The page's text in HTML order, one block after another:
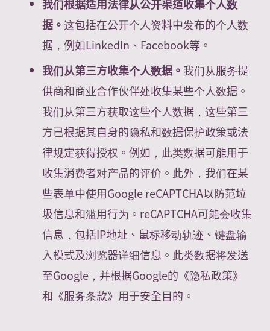
我们根据适用法律从公开渠道收集个人数
据。这包括在公开个人资料中发布的个人数
据，例如LinkedIn、Facebook等。
我们从第三方收集个人数据。 我们从服务提
供商和商业合作伙伴处收集某些个人数据。
我们从第三方获取这些个人数据，这些第三
方已根据其自身的隐私和数据保护政策或法
律规定获得授权。例如，此类数据可能用于
收集消费者对产品的评价。此外，我们在某
些表单中使用Google reCAPTCHA以防范垃
圾信息和滥用行为。reCAPTCHA可能会收集
信息，包括IP地址、鼠标移动轨迹、键盘输
入模式及浏览器详细信息。此类数据将发送
至Google，并根据Google的《隐私政策》
和《服务条款》用于安全目的。